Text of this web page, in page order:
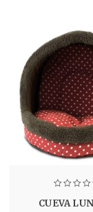
CUEVA